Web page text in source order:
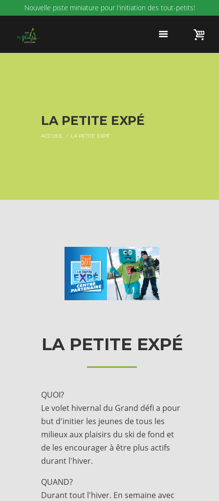
Nouvelle piste miniature pour l'initiation des tout-petits!
LA PETITE EXPÉ
ACCUEIL LA PETITE EXPÉ
LA PETITE EXPÉ
QUOI?
Le volet hivernal du Grand défi a pour
but d'initier les jeunes de tous les
milieux aux plaisirs du ski de fond et
de les encourager à être plus actifs
durant l'hiver.
QUAND?
Durant tout l'hiver. En semaine avec